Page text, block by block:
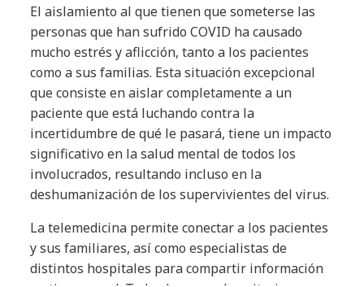
El aislamiento al que tienen que someterse las
personas que han sufrido COVID ha causado
mucho estrés y aflicción, tanto a los pacientes
como a sus familias. Esta situación excepcional
que consiste en aislar completamente a un
paciente que está luchando contra la
incertidumbre de qué le pasará, tiene un impacto
significativo en la salud mental de todos los
involucrados, resultando incluso en la
deshumanización de los supervivientes del virus.
La telemedicina permite conectar a los pacientes
y sus familiares, así como especialistas de
distintos hospitales para compartir información